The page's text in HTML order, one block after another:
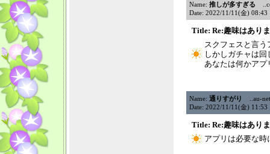
Name: 推しが多すぎる
Date: 2022/11/11(金)
Title: Re:趣味はあり
スクフェスと言
しかしガチャは
あなたは何かアプ
Name: 通りすがり
..au-
Date: 2022/11/11(金)
Title: Re:趣味はあり
アプリは必要な